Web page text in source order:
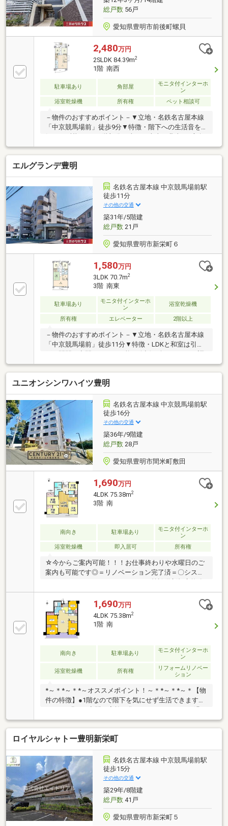
総戸数56戸
愛知県豊明市前後町螺貝
2,480万円
2SLDK 84.39m2
1階 南西
駐車場あり 角部屋
モニタ付インターホ
ン
浴室乾燥機
所有権 ペット相談可
－物件のおすすめポイント－▼立地・名鉄名古屋本線
「中京競馬場前」徒歩9分▼特徴・階下への生活音を
住戸・会話の弾む対面式キッチン、浄水器付・納戸・
WIC・SCなど収納豊富・浴室に窓があり、自然換気
可・住戸の独立性を高める玄関ポーチ付・外部から室
内が見えにくい玄関設計・ペット飼育可(細則有)▼設
備・複層ガラス・浴室乾燥機・スロップシンク・トラ
ンクルーム・宅配ボックス※ポーチ面積／約5.8平米■
ご希望の住まい探しをお手伝いします
━━━━━・・・物件の詳細・ご相談はお気軽にお問
い合わせください。
エルグランデ豊明
名鉄名古屋本線 中京競馬場前駅
徒歩11分
その他の交通
築31年/5階建
総戸数21戸
愛知県豊明市新栄町６
1,580万円
3LDK 70.7m2
3階 南東
駐車場あり
モニタ付インターホ
ン
浴室乾燥機
所有権 エレベーター 2階以上
－物件のおすすめポイント－▼立地・名鉄名古屋本線
「中京競馬場前」徒歩11分▼特徴・LDKと和室は引き
理可能な対面式キッチン・お子様の遊び場や客間利用
も可能な和室は約6.0帖・各洋室・和室に収納スペース
を確保▼設備・浴室換気乾燥機・追い焚き機能・オー
トロック▼周辺環境・豊明市立栄小学校 徒歩5分(約
330m)・ミニストップ豊明新栄町6丁目店 徒歩3分(約
210m)※CCネット利用料／月額1375円■ ご希望の住ま
い探しをお手伝いします ━━━━━・・・物件の詳
細・ご相談はお気軽にお問い合わせください。
ユニオンシンワハイツ豊明
名鉄名古屋本線 中京競馬場前駅
徒歩16分
その他の交通
築36年/9階建
総戸数28戸
愛知県豊明市間米町敷田
1,690万円
4LDK 75.38m2
3階 南
南向き 駐車場あり
モニタ付インターホ
ン
浴室乾燥機
即入居可 所有権
☆今からご案内可能！！！お仕事終わりや水曜日のご
案内も可能です◎＝リノベーション完了済＝〇システ
クロス全室、床材新規貼替〇ハウスクリーニング済み
♪〇成約プレゼント実施中☆詳しくはプレゼント情報
参照下さい♪-周辺環境-名鉄名古屋本線「中京競馬場
前」駅 徒歩16分・西部保育園 徒歩5分・大宮小学
校 徒歩7分・豊明中学校 徒歩23分・コンビニ徒歩5
分、スーパー徒歩15分圏内の周辺施設充実♪☆お問合
せは「0562-57-1745」まで☆365日営業中！！！ピン
1,690万円
4LDK 75.38m2
1階 南
南向き 駐車場あり
モニタ付インターホ
ン
浴室乾燥機 所有権
リフォームリノベー
ション
*～＊*～＊*～オススメポイント！～＊*～＊*～＊【物
件の特徴】●1階なので階下を気にせず生活できます！
せます！●水回りは全て新品交換！すぐに新生活がス
タートできます！●リビングに隣接した洋室は家事や
お子様の遊びスペースとしても利用できます！●各居
室収納付きのプライベート空間です！●南面バルコニ
ーでお洗濯ものも良く乾きます。【周辺環境】■名鉄
名古屋本線「中京競馬場前」駅まで徒歩約16分と通
勤・通学に便利な立地です。■1号線にアクセス良くお
車での移動にも便利です。オススメがいっぱい！ぜ
ひ、お気軽にお問い合わせください！
ロイヤルシャトー豊明新栄町
名鉄名古屋本線 中京競馬場前駅
徒歩15分
その他の交通
築29年/8階建
総戸数41戸
愛知県豊明市新栄町５